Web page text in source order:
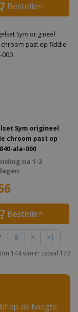
Bestellen
Sym origineel
chroom past op
ala-000
na 1-2
Bestellen
8 >
>|
m 144 van in totaal 173
op de hoogte